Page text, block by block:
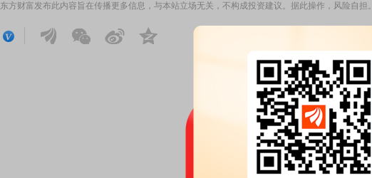
东方财富发布此内容旨在传播更多信息，与本站立场无关，不构成投资建议。据此操作，风险自担。